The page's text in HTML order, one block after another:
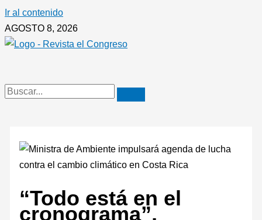
Ir al contenido
AGOSTO 8, 2026
“Todo está en el
cronograma”,